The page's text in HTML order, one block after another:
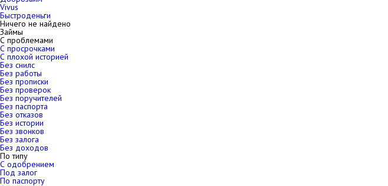
Vivus
Быстроденьги
Ничего не найдено
Займы
С проблемами
С просрочками
С плохой историей
Без снилс
Без работы
Без прописки
Без проверок
Без поручителей
Без паспорта
Без отказов
Без истории
Без звонков
Без залога
Без доходов
По типу
С одобрением
Под залог
По паспорту